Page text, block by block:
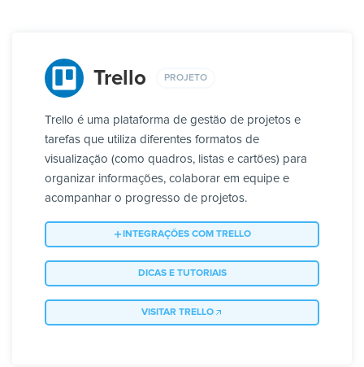
Trello PROJETO
Trello é uma plataforma de gestão de projetos e
tarefas que utiliza diferentes formatos de
visualização (como quadros, listas e cartões) para
organizar informações, colaborar em equipe e
acompanhar o progresso de projetos.
INTEGRAÇÕES COM TRELLO
DICAS E TUTORIAIS
VISITAR TRELLO